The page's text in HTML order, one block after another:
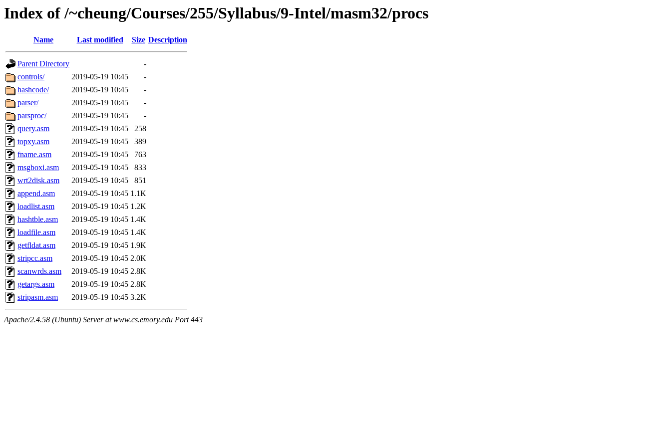
Index of /~cheung/Courses/255/Syllabus/9-Intel/masm32/procs
Name Last modified Size Description
Parent Directory
-
controls/
2019-05-19 10:45
-
hashcode/
2019-05-19 10:45
-
parser/
2019-05-19 10:45
-
parsproc/
2019-05-19 10:45
-
query.asm
2019-05-19 10:45
258
topxy.asm
2019-05-19 10:45
389
fname.asm
2019-05-19 10:45
763
msgboxi.asm
2019-05-19 10:45
833
wrt2disk.asm
2019-05-19 10:45
851
append.asm
2019-05-19 10:45 1.1K
loadlist.asm
2019-05-19 10:45 1.2K
hashtble.asm
2019-05-19 10:45 1.4K
loadfile.asm
2019-05-19 10:45 1.4K
getfldat.asm
2019-05-19 10:45 1.9K
stripcc.asm
2019-05-19 10:45 2.0K
scanwrds.asm
2019-05-19 10:45 2.8K
getargs.asm
2019-05-19 10:45 2.8K
stripasm.asm
2019-05-19 10:45 3.2K
Apache/2.4.58 (Ubuntu) Server at www.cs.emory.edu Port 443